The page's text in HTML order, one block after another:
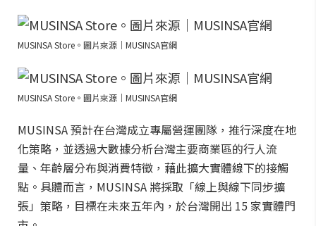
MUSINSA Store。圖片來源｜MUSINSA官網
MUSINSA Store。圖片來源｜MUSINSA官網
MUSINSA 預計在台灣成立專屬營運團隊，推行深度在地
化策略，並透過大數據分析台灣主要商業區的行人流
量、年齡層分布與消費特徵，藉此擴大實體線下的接觸
點。具體而言，MUSINSA 將採取「線上與線下同步擴
張」策略，目標在未來五年內，於台灣開出 15 家實體門